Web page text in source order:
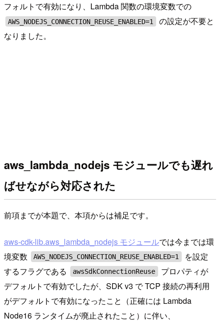
フォルトで有効になり、Lambda 関数の環境変数での
AWS_NODEJS_CONNECTION_REUSE_ENABLED=1
の設定が不要と
なりました。
aws_lambda_nodejs モジュールでも遅れ
ばせながら対応された
前項までが本題で、本項からは補足です。
aws-cdk-lib.aws_lambda_nodejs モジュールでは今までは環
境変数
AWS_NODEJS_CONNECTION_REUSE_ENABLED=1
を設定
するフラグである
awsSdkConnectionReuse
プロパティが
デフォルトで有効でしたが、SDK v3 で TCP 接続の再利用
がデフォルトで有効になったこと（正確には Lambda
Node16 ランタイムが廃止されたこと）に伴い、